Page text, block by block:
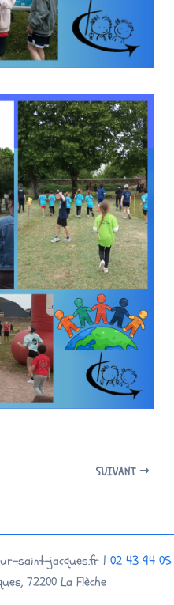
SUIVANT
saint-jacques.fr | 02 43 94 05
72200 La Flèche